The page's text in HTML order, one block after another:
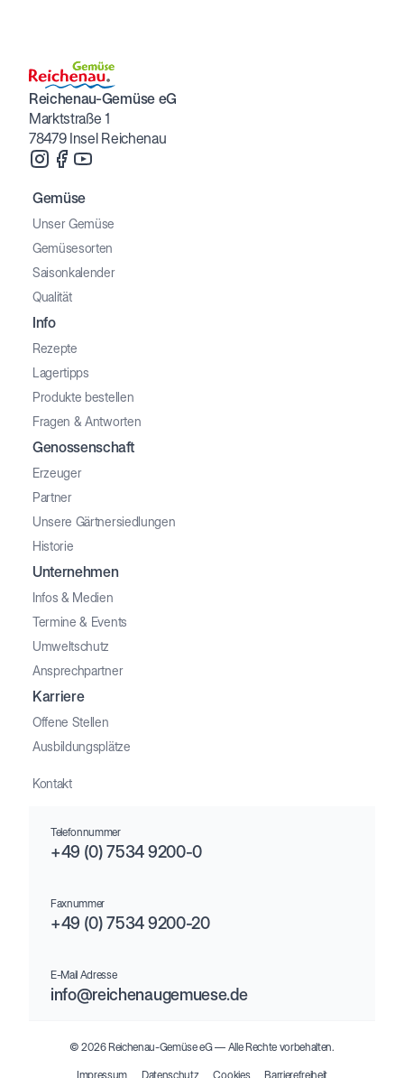
Reichenau-Gemüse eG
Marktstraße 1
78479 Insel Reichenau
Gemüse
Unser Gemüse
Gemüsesorten
Saisonkalender
Qualität
Info
Rezepte
Lagertipps
Produkte bestellen
Fragen & Antworten
Genossenschaft
Erzeuger
Partner
Unsere Gärtnersiedlungen
Historie
Unternehmen
Infos & Medien
Termine & Events
Umweltschutz
Ansprechpartner
Karriere
Offene Stellen
Ausbildungsplätze
Kontakt
Telefonnummer
+49 (0) 7534 9200-0
Faxnummer
+49 (0) 7534 9200-20
E-Mail Adresse
info@reichenaugemuese.de
© 2026 Reichenau-Gemüse eG –– Alle Rechte vorbehalten.
Impressum Datenschutz Cookies Barrierefreiheit